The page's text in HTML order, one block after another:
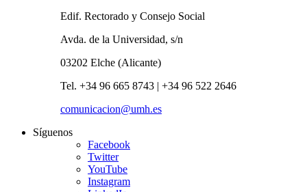
Edif. Rectorado y Consejo Social
Avda. de la Universidad, s/n
03202 Elche (Alicante)
Tel. +34 96 665 8743 | +34 96 522 2646
comunicacion@umh.es
Síguenos
Facebook
Twitter
YouTube
Instagram